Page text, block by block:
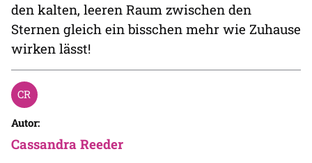
den kalten, leeren Raum zwischen den
Sternen gleich ein bisschen mehr wie Zuhause
wirken lässt!
Autor:
Cassandra Reeder